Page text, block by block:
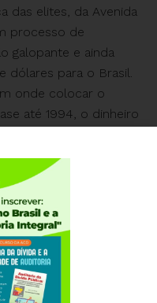
das elites, da Avenida
processo de
galopante e ainda
dólares para o Brasil.
onde colocar o
até 1994, o dinheiro
ilegalmente na
Brasil graças a
sido induzidas pela
os grandes
aconteceu